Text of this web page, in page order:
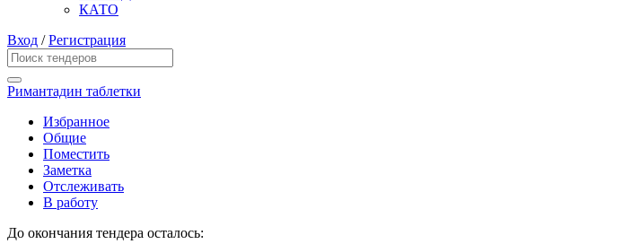
КАТО
Вход /Регистрация
Римантадин таблетки
Избранное
Общие
Поместить
Заметка
Отслеживать
В работу
До окончания тендера осталось: